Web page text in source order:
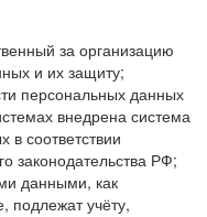
за организацию
и их защиту;
персональных данных
внедрена система
соответствии
законодательства РФ;
данными, как
подлежат учёту,